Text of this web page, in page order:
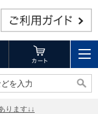
を入力
を入力
ります↓↓